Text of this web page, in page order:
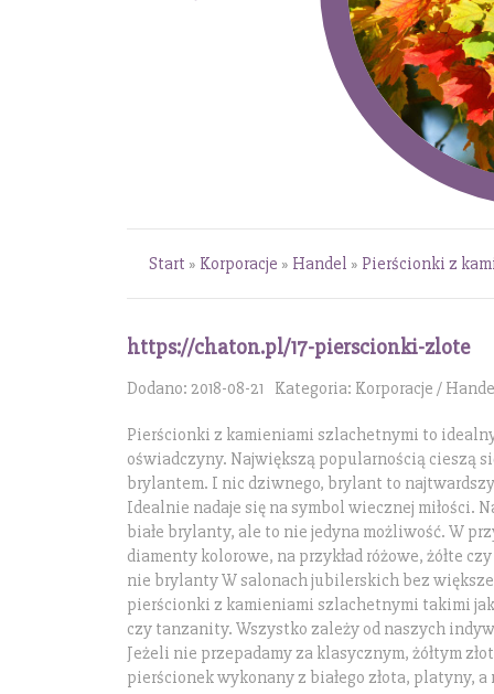
Start » Korporacje » Handel » Pierścionki z
https://chaton.pl/17-pierscionki-zlote
Dodano: 2018-08-21 Kategoria: Korporacje /
Pierścionki z kamieniami szlachetnymi to
oświadczyny. Największą popularnością cieszą
brylantem. I nic dziwnego, brylant to
Idealnie nadaje się na symbol wiecznej miłości.
białe brylanty, ale to nie jedyna możliwość. W
diamenty kolorowe, na przykład różowe, żółte
nie brylanty W salonach jubilerskich bez
pierścionki z kamieniami szlachetnymi takimi
czy tanzanity. Wszystko zależy od naszych
Jeżeli nie przepadamy za klasycznym, żółtym
pierścionek wykonany z białego złota, platyny,